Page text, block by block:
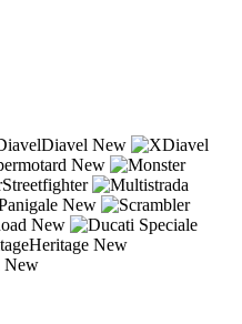
Diavel New
New
Streetfighter
New
New
Heritage New
New